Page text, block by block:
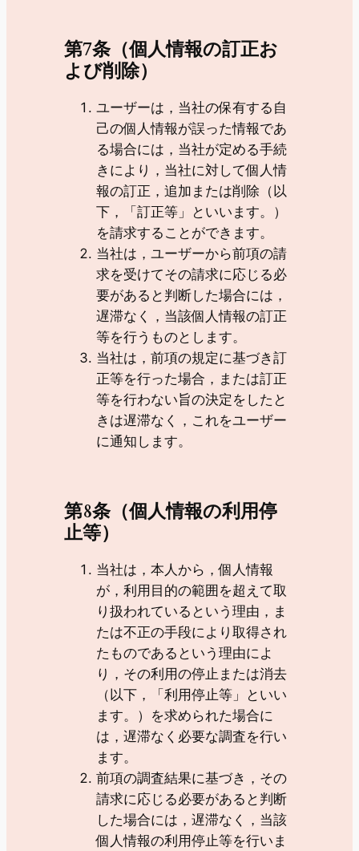
第7条（個人情報の訂正お
よび削除）
ユーザーは，当社の保有する自
己の個人情報が誤った情報であ
る場合には，当社が定める手続
きにより，当社に対して個人情
報の訂正，追加または削除（以
下，「訂正等」といいます。）
を請求することができます。
当社は，ユーザーから前項の請
求を受けてその請求に応じる必
要があると判断した場合には，
遅滞なく，当該個人情報の訂正
等を行うものとします。
当社は，前項の規定に基づき訂
正等を行った場合，または訂正
等を行わない旨の決定をしたと
きは遅滞なく，これをユーザー
に通知します。
第8条（個人情報の利用停
止等）
当社は，本人から，個人情報
が，利用目的の範囲を超えて取
り扱われているという理由，ま
たは不正の手段により取得され
たものであるという理由によ
り，その利用の停止または消去
（以下，「利用停止等」といい
ます。）を求められた場合に
は，遅滞なく必要な調査を行い
ます。
前項の調査結果に基づき，その
請求に応じる必要があると判断
した場合には，遅滞なく，当該
個人情報の利用停止等を行いま